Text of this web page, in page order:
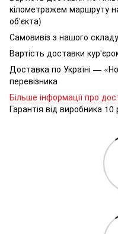
кілометражем маршруту
об'єкта)
Самовивіз з нашого
Вартість доставки
Доставка по Україні —
перевізника
Більше інформації про
Гарантія від виробника 10